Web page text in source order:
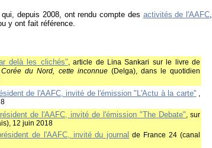
depuis 2008, ont rendu compte des activités de l'AAFC,
y ont fait référence.
delà les clichés", article de Lina Sankari sur le livre de
du Nord, cette inconnue(Delga), dans le quotidien
de l'AAFC, invité de l'émission "L'Actu à la carte" ,
de l'AAFC, invité de l'émission "The Debate", sur
12 juin 2018
de l'AAFC, invité du journal de France 24 (canal